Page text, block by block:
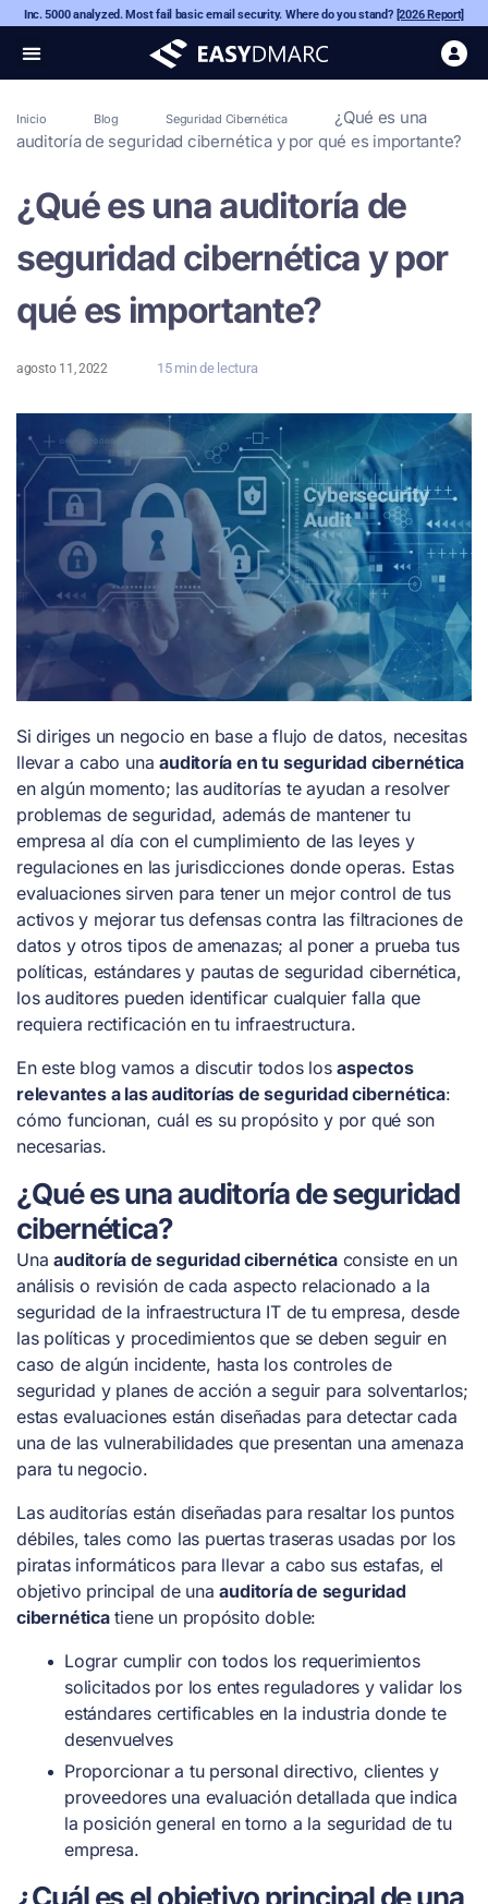
Inc. 5000 analyzed. Most fail basic email security. Where do you stand? [2026 Report]
Inicio Blog Seguridad Cibernética
¿Qué es una
auditoría de seguridad cibernética y por qué es importante?
¿Qué es una auditoría de
seguridad cibernética y por
qué es importante?
agosto 11, 2022 15 min de lectura
Si diriges un negocio en base a flujo de datos, necesitas
llevar a cabo unaauditoría en tu seguridad cibernética
en algún momento; las auditorías te ayudan a resolver
problemas de seguridad, además de mantener tu
empresa al día con el cumplimiento de las leyes y
regulaciones en las jurisdicciones donde operas. Estas
evaluaciones sirven para tener un mejor control de tus
activos y mejorar tus defensas contra las filtraciones de
datos y otros tipos de amenazas; al poner a prueba tus
políticas, estándares y pautas de seguridad cibernética,
los auditores pueden identificar cualquier falla que
requiera rectificación en tu infraestructura.
En este blog vamos a discutir todos losaspectos
relevantes a las auditorías de seguridad cibernética:
cómo funcionan, cuál es su propósito y por qué son
necesarias.
¿Qué es una auditoría de seguridad
cibernética?
Unaauditoría de seguridad cibernéticaconsiste en un
análisis o revisión de cada aspecto relacionado a la
seguridad de la infraestructura IT de tu empresa, desde
las políticas y procedimientos que se deben seguir en
caso de algún incidente, hasta los controles de
seguridad y planes de acción a seguir para solventarlos;
estas evaluaciones están diseñadas para detectar cada
una de las vulnerabilidades que presentan una amenaza
para tu negocio.
Las auditorías están diseñadas para resaltar los puntos
débiles, tales como las puertas traseras usadas por los
piratas informáticos para llevar a cabo sus estafas, el
objetivo principal de unaauditoría de seguridad
cibernéticatiene un propósito doble:
Lograr cumplir con todos los requerimientos
solicitados por los entes reguladores y validar los
estándares certificables en la industria donde te
desenvuelves
Proporcionar a tu personal directivo, clientes y
proveedores una evaluación detallada que indica
la posición general en torno a la seguridad de tu
empresa.
¿Cuál es el objetivo principal de una